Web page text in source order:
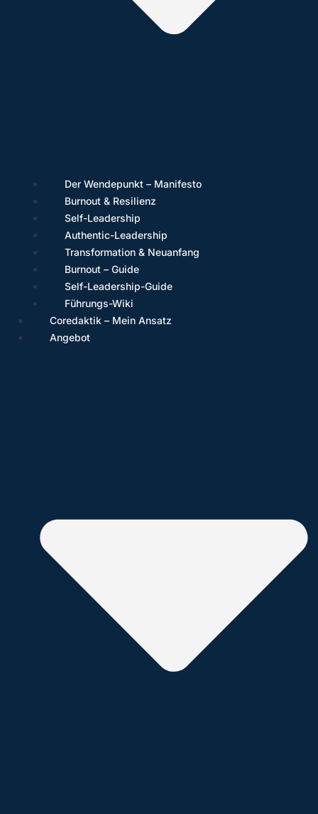
Der Wendepunkt – Manifesto
Burnout & Resilienz
Self-Leadership
Authentic-Leadership
Transformation & Neuanfang
Burnout – Guide
Self-Leadership-Guide
Führungs-Wiki
Coredaktik – Mein Ansatz
Angebot